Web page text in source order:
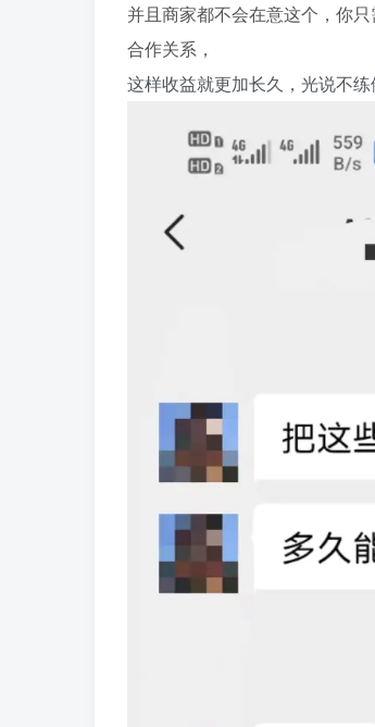
并且商家都不会在意这个，你
合作关系，
这样收益就更加长久，光说不